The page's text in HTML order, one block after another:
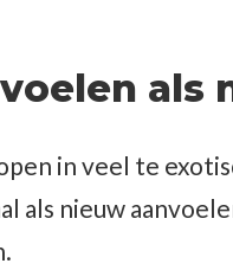
als
in veel te
als nieuw